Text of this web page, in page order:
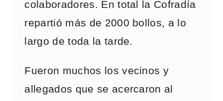
colaboradores. En total la Cofradía
repartió más de 2000 bollos, a lo
largo de toda la tarde.
Fueron muchos los vecinos y
allegados que se acercaron al